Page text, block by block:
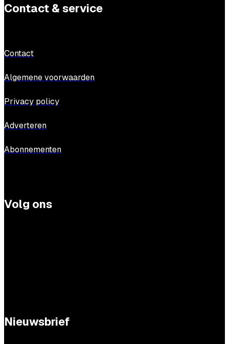
Contact & service
Contact
Algemene voorwaarden
Privacy policy
Adverteren
Abonnementen
Volg ons
Nieuwsbrief